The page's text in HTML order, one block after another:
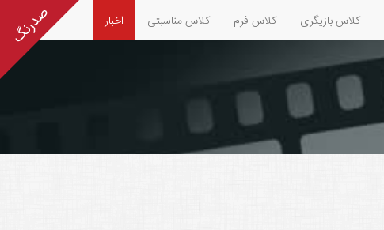
کلاس بازیگری کلاس فرم کلاس مناسبتی اخبار